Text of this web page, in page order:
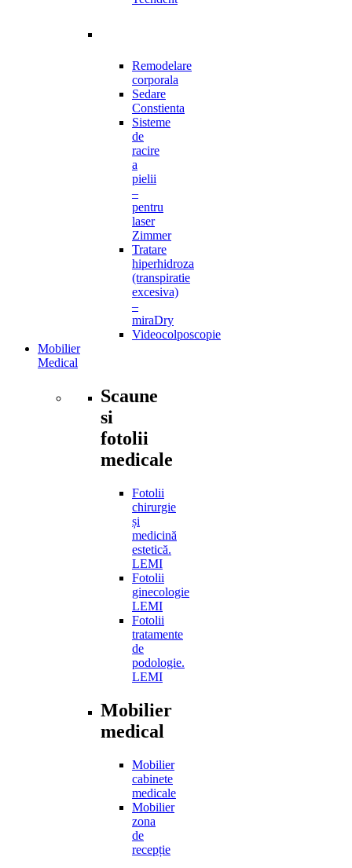
Remodelare
corporala
Sedare
Constienta
Sisteme
de
racire
a
pielii
–
pentru
laser
Zimmer
Tratare
hiperhidroza
(transpiratie
excesiva)
–
miraDry
Videocolposcopie
Mobilier
Medical
Scaune
si
fotolii
medicale
Fotolii
chirurgie
și
medicină
estetică.
LEMI
Fotolii
ginecologie
LEMI
Fotolii
tratamente
de
podologie.
LEMI
Mobilier
medical
Mobilier
cabinete
medicale
Mobilier
zona
de
recepție